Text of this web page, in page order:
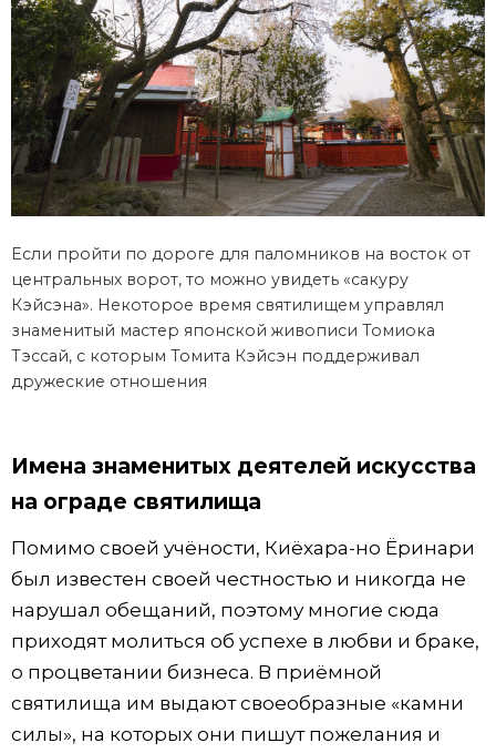
Если пройти по дороге для паломников на восток от
центральных ворот, то можно увидеть «сакуру
Кэйсэна». Некоторое время святилищем управлял
знаменитый мастер японской живописи Томиока
Тэссай, с которым Томита Кэйсэн поддерживал
дружеские отношения
Имена знаменитых деятелей искусства
на ограде святилища
Помимо своей учёности, Киёхара-но Ёринари
был известен своей честностью и никогда не
нарушал обещаний, поэтому многие сюда
приходят молиться об успехе в любви и браке,
о процветании бизнеса. В приёмной
святилища им выдают своеобразные «камни
силы», на которых они пишут пожелания и